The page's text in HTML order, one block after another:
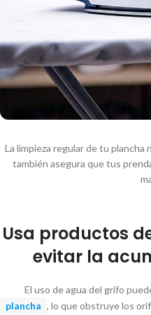
La limpieza regular de tu plancha
también asegura que tus
Usa productos
evitar la
El uso de agua del grifo
plancha , lo que obstruye los